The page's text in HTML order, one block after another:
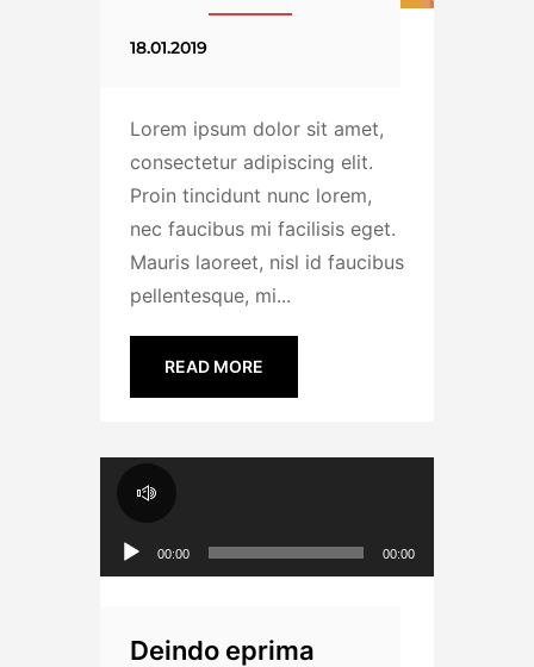
18.01.2019
Lorem ipsum dolor sit amet,
consectetur adipiscing elit.
Proin tincidunt nunc lorem,
nec faucibus mi facilisis eget.
Mauris laoreet, nisl id faucibus
pellentesque, mi...
READ MORE
Audio Player
00:00 00:00
Deindo eprima